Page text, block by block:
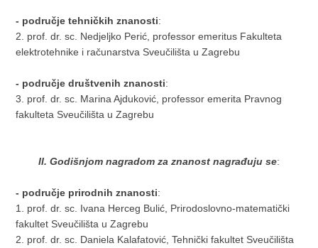
- područje tehničkih znanosti:
2. prof. dr. sc. Nedjeljko Perić, professor emeritus Fakulteta
elektrotehnike i računarstva Sveučilišta u Zagrebu
- područje društvenih znanosti:
3. prof. dr. sc. Marina Ajduković, professor emerita Pravnog
fakulteta Sveučilišta u Zagrebu
II. Godišnjom nagradom za znanost nagrađuju se:
- područje prirodnih znanosti:
1. prof. dr. sc. Ivana Herceg Bulić, Prirodoslovno-matematički
fakultet Sveučilišta u Zagrebu
2. prof. dr. sc. Daniela Kalafatović, Tehnički fakultet Sveučilišta